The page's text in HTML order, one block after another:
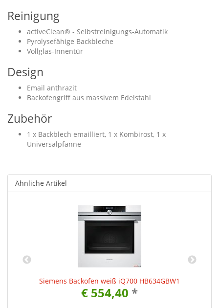
Reinigung
activeClean® - Selbstreinigungs-Automatik
Pyrolysefähige Backbleche
Vollglas-Innentür
Design
Email anthrazit
Backofengriff aus massivem Edelstahl
Zubehör
1 x Backblech emailliert, 1 x Kombirost, 1 x
Universalpfanne
Ähnliche Artikel
Siemens Backofen weiß iQ700 HB634GBW1
€ 554,40 *